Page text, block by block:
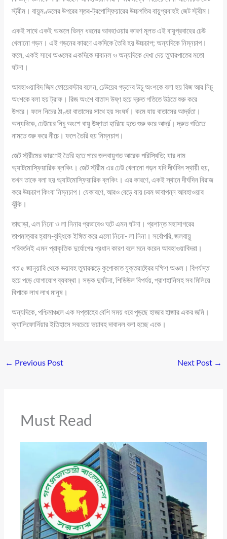
স্ট্রীম। বায়ুমণ্ডলের উপরের স্তর-ট্রপোস্ফিয়ারের উচ্চগতির বায়ুপ্রবাহই জেট স্ট্রীম।
একই সাথে একই অঞ্চলে ভিন্ন ধরনের আবহাওয়ার কারণ মূলত এই বায়ুপ্রবাহের ঢেউ
খেলানো গড়ন। এই গড়নের কারণে একদিকে তৈরি হয় উচ্চচাপ; অন্যদিকে নিম্নচাপ।
ফলে, একই সাথে অঞ্চলের একদিকে দাবানল ও অন্যদিকে দেখা দেয় তুষারপাতের মতো
ঘটনা।
আবহাওয়াবিদ জিম ফোয়েরস্টার বলেন, ঢেউয়ের গড়নের উচু অংশকে বলা হয় রিজ আর নিচু
অংশকে বলা হয় ট্রাফ। রিজ অংশে বাতাস উষ্ণ হয়ে দ্রুত গতিতে উঠতে শুরু করে
উপরে। ফলে নিচের ঠাণ্ডা বাতাসের সাথে হয় সংঘর্ষ। কমে যায় বাতাসের আর্দ্রতা।
অন্যদিকে, ঢেউয়ের নিচু অংশে বায়ু উষ্ণতা হারিয়ে হতে শুরু করে আর্দ্র। দ্রুত গতিতে
নামতে শুরু করে নীচে। ফলে তৈরি হয় নিম্নচাপ।
জেট স্ট্রীমের কারণেই তৈরি হতে পারে জলবায়ুগত আরেক পরিস্থিতি; যার নাম
অ্যাটমোস্ফিয়ারিক ব্লকিং। জেট স্ট্রীম এর ঢেউ খেলানো গড়ন যদি দীর্ঘদিন স্থায়ী হয়,
তখন তাকে বলা হয় অ্যাটমোস্ফিয়ারিক ব্লকিং। এর কারণে, একই স্থানে দীর্ঘদিন বিরাজ
করে উচ্চচাপ কিংবা নিম্নচাপ। যেকারণে, আরও বেড়ে যায় চরম ভাবাপন্ন আবহাওয়ার
ঝুঁকি।
তাছাড়া, এল নিনো ও লা নিনার প্রভাবেও ঘটে এমন ঘটনা। প্রশান্ত মহাসাগরের
তাপমাত্রার হ্রাস-বৃদ্ধিকে ইঙ্গিত করে এলো নিনো- লা নিনা। সর্বোপরি, জলবায়ু
পরিবর্তনই এমন প্রাকৃতিক দুর্যোগের প্রধান কারণ বলে মনে করেন আবহাওয়াবিদরা।
গত ৫ জানুয়ারি থেকে ভয়াবহ তুষারঝড়ে কুপোকাত যুক্তরাষ্ট্রের দক্ষিণ অঞ্চল। বিপর্যস্ত
হয়ে পড়ে যোগাযোগ ব্যবস্থা। সড়ক দুর্ঘটনা, শিডিউল বিপর্যয়, প্রাণহানিসহ সব মিলিয়ে
বিপাকে লাখ লাখ মানুষ।
অন্যদিকে, পশ্চিমাঞ্চলে এক সপ্তাহের বেশি সময় ধরে পুড়ছে হাজার হাজার একর জমি।
ক্যালিফোর্নিয়ার ইতিহাসে সবচেয়ে ভয়াবহ দাবানল বলা হচ্ছে একে।
← Previous Post Next Post →
Must Read